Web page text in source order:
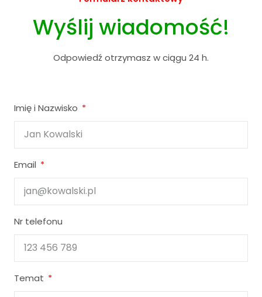
Wyślij wiadomość!
Odpowiedź otrzymasz w ciągu 24 h.
Imię i Nazwisko
Email
Nr telefonu
Temat